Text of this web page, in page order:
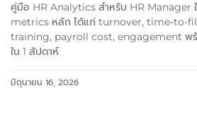
คู่มือ HR Analytics สำหรับ HR Manager
metrics หลัก ได้แก่ turnover, time-to-
training, payroll cost, engagement พ
ใน 1 สัปดาห์
มิถุนายน 16, 2026